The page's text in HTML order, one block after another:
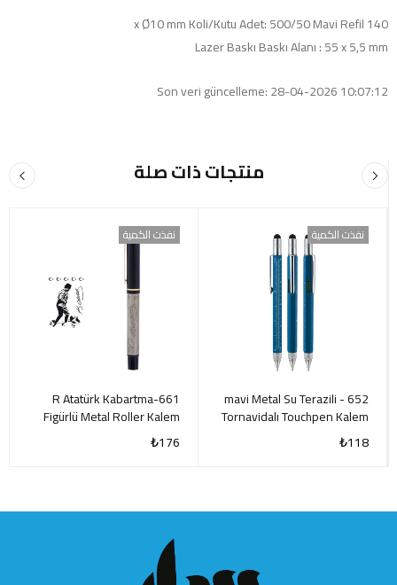
140 x Ø10 mm Koli/Kutu Adet: 500/50 Mavi Refil
Lazer Baskı Baskı Alanı : 55 x 5,5 mm
Son veri güncelleme: 28-04-2026 10:07:12
منتجات ذات صلة
نفذت الكمية
652 mavi Metal Su Terazili -
Tornavidalı Touchpen Kalem
₺118
نفذت الكمية
661-R Atatürk Kabartma
Figürlü Metal Roller Kalem
₺176